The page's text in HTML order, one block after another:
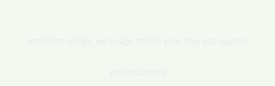
Jardinière volige, un design raffiné pour tous vos espaces
professionnels